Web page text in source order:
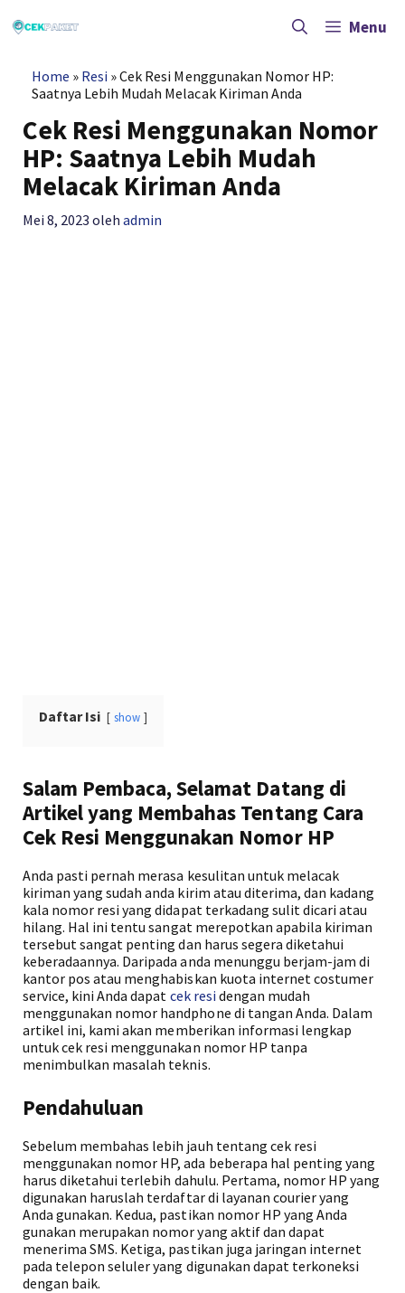
ke
Menu
Home » Resi »Cek Resi Menggunakan Nomor HP:
Saatnya Lebih Mudah Melacak Kiriman Anda
Cek Resi Menggunakan Nomor
HP: Saatnya Lebih Mudah
Melacak Kiriman Anda
Mei 8, 2023 olehadmin
Daftar Isi show
Salam Pembaca, Selamat Datang di
Artikel yang Membahas Tentang Cara
Cek Resi Menggunakan Nomor HP
Anda pasti pernah merasa kesulitan untuk melacak
kiriman yang sudah anda kirim atau diterima, dan kadang
kala nomor resi yang didapat terkadang sulit dicari atau
hilang. Hal ini tentu sangat merepotkan apabila kiriman
tersebut sangat penting dan harus segera diketahui
keberadaannya. Daripada anda menunggu berjam-jam di
kantor pos atau menghabiskan kuota internet costumer
service, kini Anda dapat cek resi dengan mudah
menggunakan nomor handphone di tangan Anda. Dalam
artikel ini, kami akan memberikan informasi lengkap
untuk cek resi menggunakan nomor HP tanpa
menimbulkan masalah teknis.
Pendahuluan
Sebelum membahas lebih jauh tentang cek resi
menggunakan nomor HP, ada beberapa hal penting yang
harus diketahui terlebih dahulu. Pertama, nomor HP yang
digunakan haruslah terdaftar di layanan courier yang
Anda gunakan. Kedua, pastikan nomor HP yang Anda
gunakan merupakan nomor yang aktif dan dapat
menerima SMS. Ketiga, pastikan juga jaringan internet
pada telepon seluler yang digunakan dapat terkoneksi
dengan baik.